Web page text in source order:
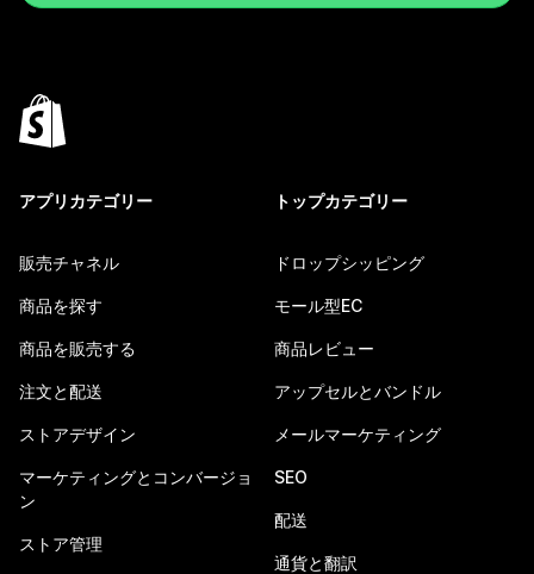
アプリカテゴリー
販売チャネル
商品を探す
商品を販売する
注文と配送
ストアデザイン
マーケティングとコンバージョ
ン
ストア管理
トップカテゴリー
ドロップシッピング
モール型EC
商品レビュー
アップセルとバンドル
メールマーケティング
SEO
配送
通貨と翻訳